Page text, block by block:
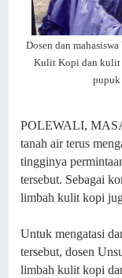
Dosen dan
Kulit Kopi dan kulit
pupuk
POLEWALI,
tanah air terus
tingginya
tersebut. Sebagai
limbah kulit kopi
Untuk mengatasi
tersebut, dosen
limbah kulit kopi